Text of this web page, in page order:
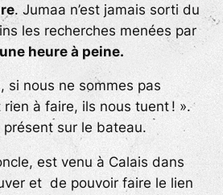
. Jumaa n’est jamais sorti du
les recherches menées par
heure à peine.
si nous ne sommes pas
rien à faire, ils nous tuent !».
sur le bateau.
est venu à Calais dans
et de pouvoir faire le lien